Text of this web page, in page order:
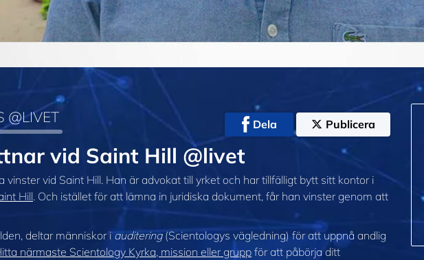
@LIVET Dela Publicera
vid Saint Hill @livet
vinster vid Saint Hill. Han är advokat till yrket och har tillfälligt bytt sitt kontor i
Hill. Och istället för att lämna in juridiska dokument, får han vinster genom att
deltar människor i auditering(Scientologys vägledning) för att uppnå andlig
närmaste Scientology Kyrka, mission eller gruppför att påbörja ditt